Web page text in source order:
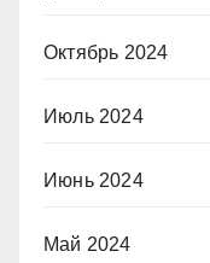
Октябрь 2024
Июль 2024
Июнь 2024
Май 2024